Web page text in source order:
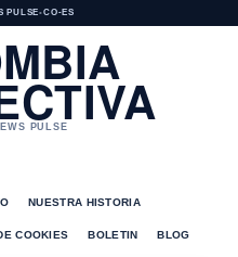
PULSE•CO-ES
PULSE
NUESTRA HISTORIA
COOKIES BOLETIN BLOG